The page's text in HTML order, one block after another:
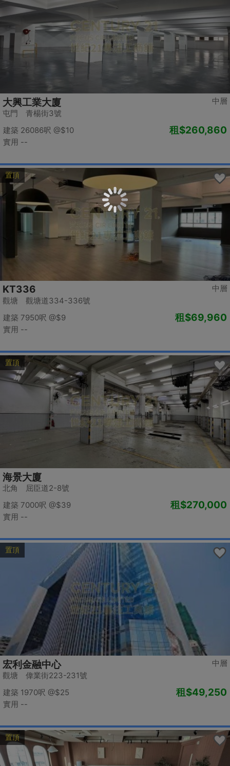
中層
大興工業大廈
屯門 青楊街3號
建築 26086呎 @$10
實用 --
租$260,860
置頂
中層
KT336
觀塘 觀塘道334-336號
建築 7950呎 @$9
實用 --
租$69,960
置頂
海景大廈
北角 屈臣道2-8號
建築 7000呎 @$39
實用 --
租$270,000
置頂
中層
宏利金融中心
觀塘 偉業街223-231號
建築 1970呎 @$25
實用 --
租$49,250
置頂